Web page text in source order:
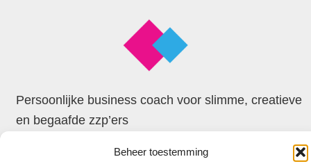
Beheer toestemming
Persoonlijke business coach voor slimme, creatieve
en begaafde zzp’ers